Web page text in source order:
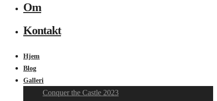
Om
Kontakt
Hjem
Blog
Galleri
Conquer the Castle 2023